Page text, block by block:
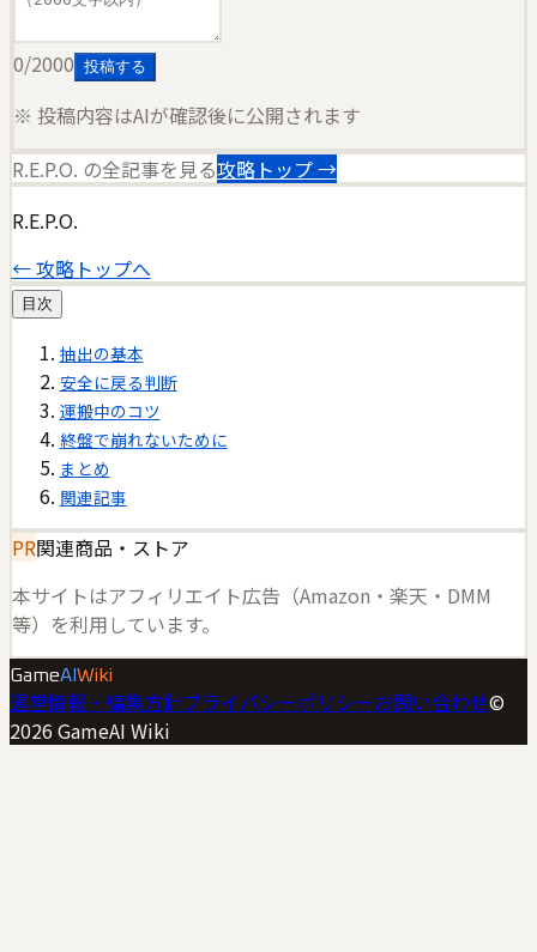
0/2000 投稿する
※ 投稿内容はAIが確認後に公開されます
R.E.P.O. の全記事を見る攻略トップ →
R.E.P.O.
← 攻略トップへ
目次
抽出の基本
安全に戻る判断
運搬中のコツ
終盤で崩れないために
まとめ
関連記事
PR関連商品・ストア
本サイトはアフィリエイト広告（Amazon・楽天・DMM
等）を利用しています。
GameAI Wiki
運営情報・編集方針プライバシーポリシーお問い合わせ©
2026 GameAI Wiki